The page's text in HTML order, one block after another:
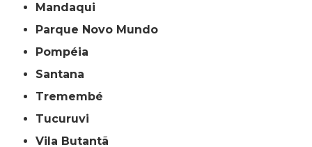
Mandaqui
Parque Novo Mundo
Pompéia
Santana
Tremembé
Tucuruvi
Vila Butantã